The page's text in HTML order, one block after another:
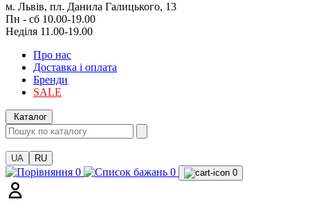
м. Львів, пл. Данила Галицького, 13
Пн - сб 10.00-19.00
Неділя 11.00-19.00
Про нас
Доставка і оплата
Бренди
SALE
Каталог
UA RU
0 0 0